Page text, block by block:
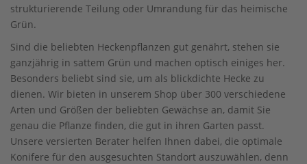
strukturierende Teilung oder Umrandung für das heimische
Grün.
Sind die beliebten Heckenpflanzen gut genährt, stehen sie
ganzjährig in sattem Grün und machen optisch einiges her.
Besonders beliebt sind sie, um als blickdichte Hecke zu
dienen. Wir bieten in unserem Shop über 300 verschiedene
Arten und Größen der beliebten Gewächse an, damit Sie
genau die Pflanze finden, die gut in ihren Garten passt.
Unsere versierten Berater helfen Ihnen dabei, die optimale
Konifere für den ausgesuchten Standort auszuwählen, denn